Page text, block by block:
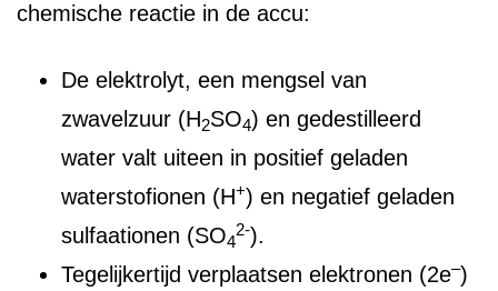
chemische reactie in de accu:
De elektrolyt, een mengsel van
zwavelzuur (H2SO4) en gedestilleerd
water valt uiteen in positief geladen
waterstofionen (H+) en negatief geladen
sulfaationen (SO4
2-).
Tegelijkertijd verplaatsen elektronen (2e–)